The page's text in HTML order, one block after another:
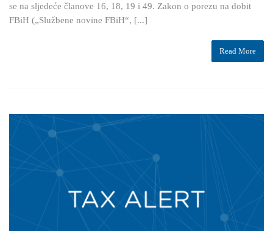
se na sljedeće članove 16, 18, 19 i 49. Zakon o porezu na dobit
FBiH („Službene novine FBiH“, [...]
Read More